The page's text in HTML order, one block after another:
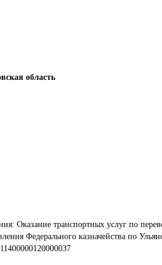
область
Оказание транспортных услуг по
Федерального казначейства по